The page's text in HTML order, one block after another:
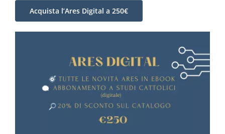
Acquista l’Ares Digital a 250€